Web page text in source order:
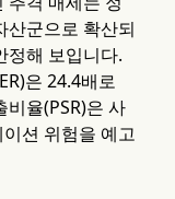
산군으로 확산되
정해 보입니다.
은 24.4배로
율(PSR)은 사
션 위험을 예고